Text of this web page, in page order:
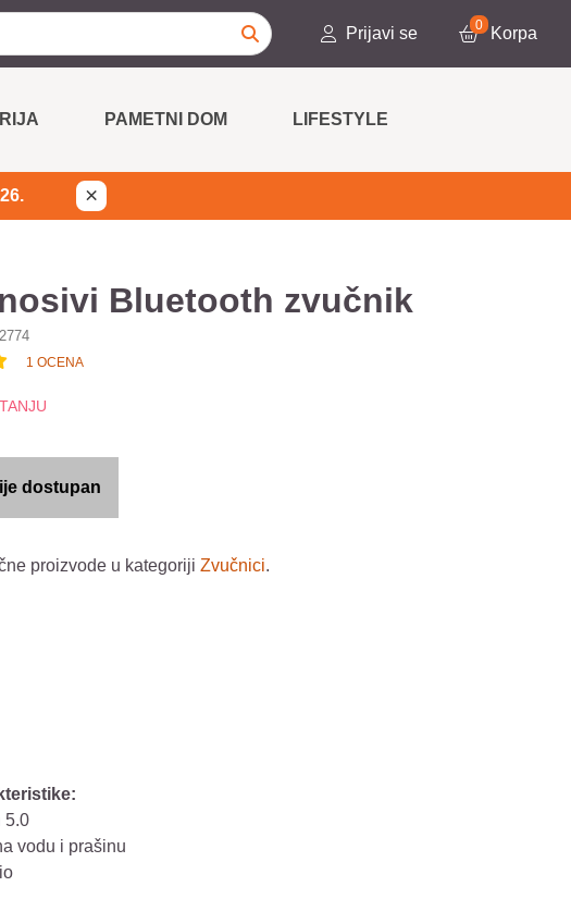
Prijavi se 0 Korpa
PAMETNI DOM LIFESTYLE
×
Bluetooth zvučnik
1 OCENA
dostupan
proizvode u kategoriji Zvučnici.
5.0
vodu i prašinu